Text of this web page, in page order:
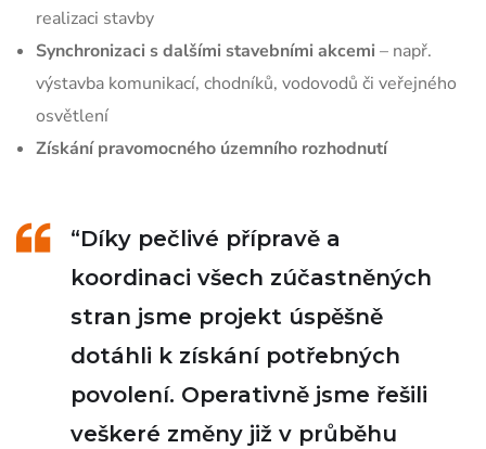
realizaci stavby
Synchronizaci s dalšími stavebními akcemi – např.
výstavba komunikací, chodníků, vodovodů či veřejného
osvětlení
Získání pravomocného územního rozhodnutí
“Díky pečlivé přípravě a
koordinaci všech zúčastněných
stran jsme projekt úspěšně
dotáhli k získání potřebných
povolení. Operativně jsme řešili
veškeré změny již v průběhu